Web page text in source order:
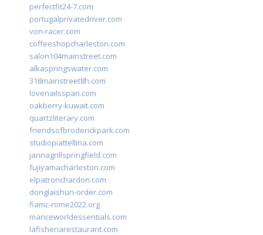
perfectfit24-7.com
portugalprivatedriver.com
von-racer.com
coffeeshopcharleston.com
salon104mainstreet.com
alkaspringswater.com
318mainstreet8h.com
lovenailsspari.com
oakberry-kuwait.com
quartzliterary.com
friendsofbroderickpark.com
studiopiattellina.com
jannagrillspringfield.com
fujiyamacharleston.com
elpatronchardon.com
donglaishun-order.com
fiamc-rome2022.org
mariceworldessentials.com
lafisheriarestaurant.com